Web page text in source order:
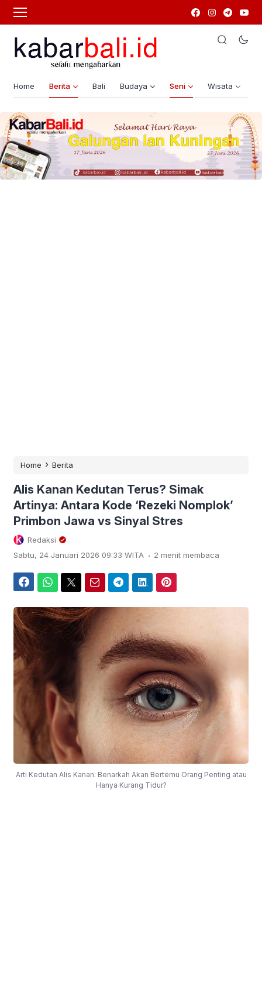
Home Berita Bali Budaya Seni Wisata
Home › Berita
Alis Kanan Kedutan Terus? Simak
Artinya: Antara Kode ‘Rezeki Nomplok’
Primbon Jawa vs Sinyal Stres
Redaksi
Sabtu, 24 Januari 2026 09:33 WITA . 2 menit membaca
Arti Kedutan Alis Kanan: Benarkah Akan Bertemu Orang Penting atau
Hanya Kurang Tidur?